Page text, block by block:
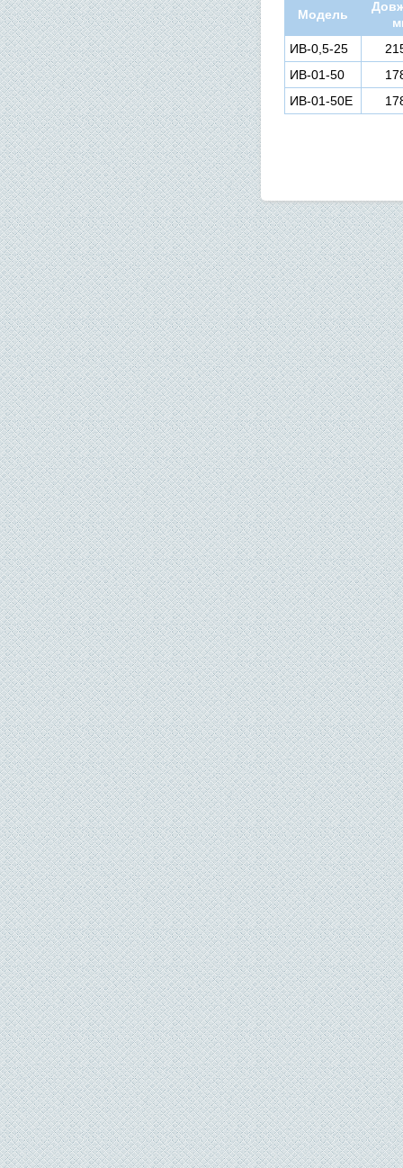
Модель
ИВ-0,5-25
ИВ-01-50
ИВ-01-50Е